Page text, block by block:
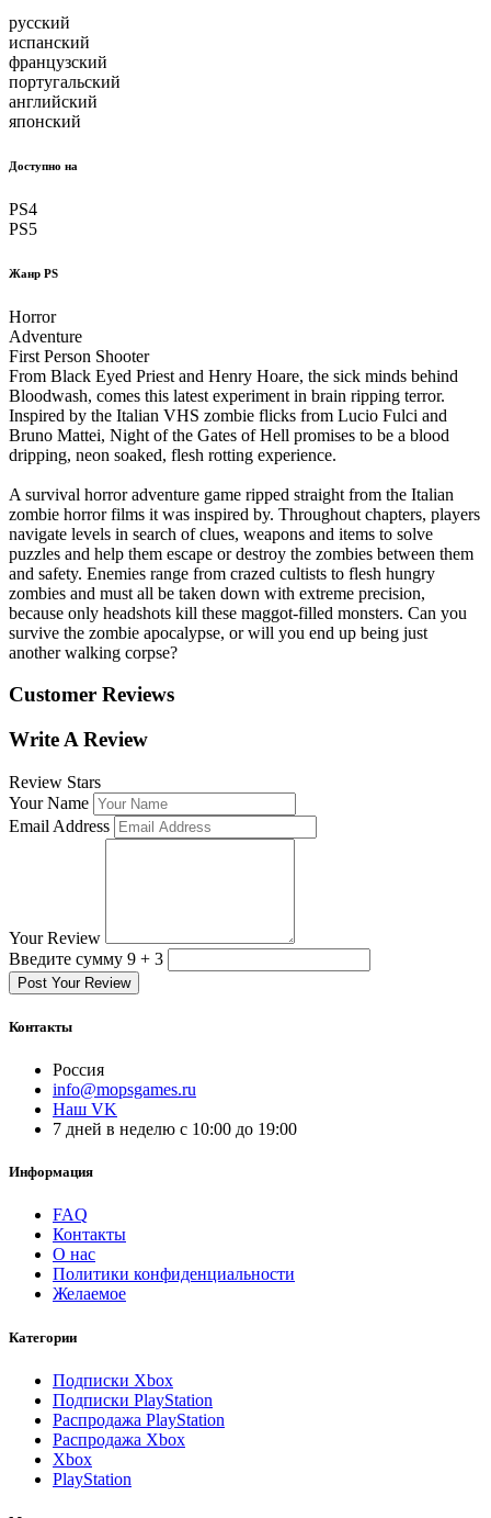
русский
испанский
французский
португальский
английский
японский
Доступно на
PS4
PS5
Жанр PS
Horror
Adventure
First Person Shooter
From Black Eyed Priest and Henry Hoare, the sick minds behind
Bloodwash, comes this latest experiment in brain ripping terror.
Inspired by the Italian VHS zombie flicks from Lucio Fulci and
Bruno Mattei, Night of the Gates of Hell promises to be a blood
dripping, neon soaked, flesh rotting experience.
A survival horror adventure game ripped straight from the Italian
zombie horror films it was inspired by. Throughout chapters, players
navigate levels in search of clues, weapons and items to solve
puzzles and help them escape or destroy the zombies between them
and safety. Enemies range from crazed cultists to flesh hungry
zombies and must all be taken down with extreme precision,
because only headshots kill these maggot-filled monsters. Can you
survive the zombie apocalypse, or will you end up being just
another walking corpse?
Customer Reviews
Write A Review
Review Stars
Your Name
Email Address
Your Review
Введите сумму 9 + 3
Post Your Review
Контакты
Россия
info@mopsgames.ru
Наш VK
7 дней в неделю с 10:00 до 19:00
Информация
FAQ
Контакты
О нас
Политики конфиденциальности
Желаемое
Категории
Подписки Xbox
Подписки PlayStation
Распродажа PlayStation
Распродажа Xbox
Xbox
PlayStation